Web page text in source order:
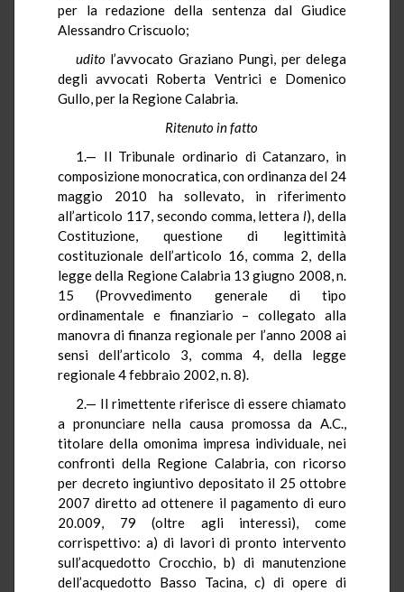
per la redazione della sentenza dal Giudice
Alessandro Criscuolo;
udito l’avvocato Graziano Pungì, per delega
degli avvocati Roberta Ventrici e Domenico
Gullo, per la Regione Calabria.
Ritenuto in fatto
1.— Il Tribunale ordinario di Catanzaro, in
composizione monocratica, con ordinanza del 24
maggio 2010 ha sollevato, in riferimento
all’articolo 117, secondo comma, letteral), della
Costituzione, questione di legittimità
costituzionale dell’articolo 16, comma 2, della
legge della Regione Calabria 13 giugno 2008, n.
15 (Provvedimento generale di tipo
ordinamentale e finanziario – collegato alla
manovra di finanza regionale per l’anno 2008 ai
sensi dell’articolo 3, comma 4, della legge
regionale 4 febbraio 2002, n. 8).
2.— Il rimettente riferisce di essere chiamato
a pronunciare nella causa promossa da A.C.,
titolare della omonima impresa individuale, nei
confronti della Regione Calabria, con ricorso
per decreto ingiuntivo depositato il 25 ottobre
2007 diretto ad ottenere il pagamento di euro
20.009, 79 (oltre agli interessi), come
corrispettivo: a) di lavori di pronto intervento
sull’acquedotto Crocchio, b) di manutenzione
dell’acquedotto Basso Tacina, c) di opere di